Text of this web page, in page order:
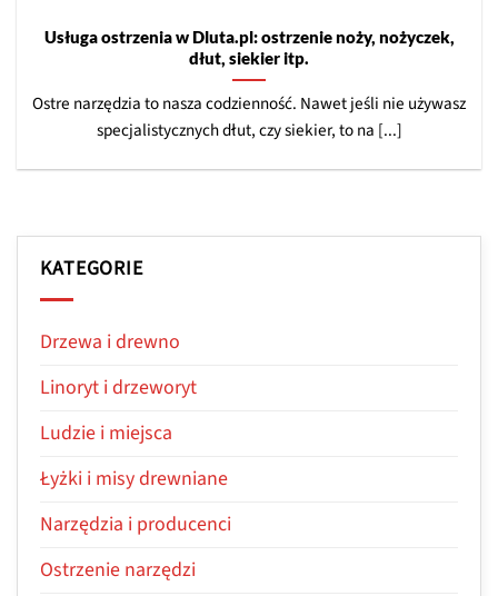
Usługa ostrzenia w Dluta.pl: ostrzenie noży, nożyczek,
dłut, siekier itp.
Ostre narzędzia to nasza codzienność. Nawet jeśli nie używasz
specjalistycznych dłut, czy siekier, to na [...]
KATEGORIE
Drzewa i drewno
Linoryt i drzeworyt
Ludzie i miejsca
Łyżki i misy drewniane
Narzędzia i producenci
Ostrzenie narzędzi